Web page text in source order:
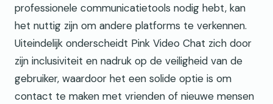
professionele communicatietools nodig hebt, kan
het nuttig zijn om andere platforms te verkennen.
Uiteindelijk onderscheidt Pink Video Chat zich door
zijn inclusiviteit en nadruk op de veiligheid van de
gebruiker, waardoor het een solide optie is om
contact te maken met vrienden of nieuwe mensen